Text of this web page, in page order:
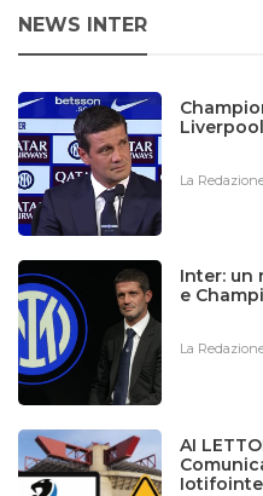
NEWS INTER
La
Inter: un
e
La
AI